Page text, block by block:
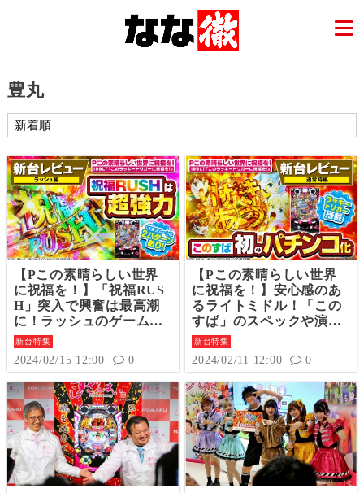
豊丸
【Pこの素晴らしい世界
に祝福を！】「祝福RUS
H」突入で興奮は最高潮
に！ラッシュのゲーム性
や演出を試打レビュー！
新台特集
2024/02/15 12:00 0
【Pこの素晴らしい世界
に祝福を！】安心感のあ
るライトミドル！「この
すば」のスペックや演出
を試打レビュー！
新台特集
2024/02/11 12:00 0